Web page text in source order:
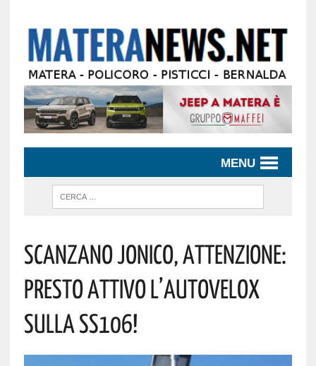
MENU
Scanzano Jonico, Attenzione:
Presto Attivo L’autovelox
Sulla Ss106!